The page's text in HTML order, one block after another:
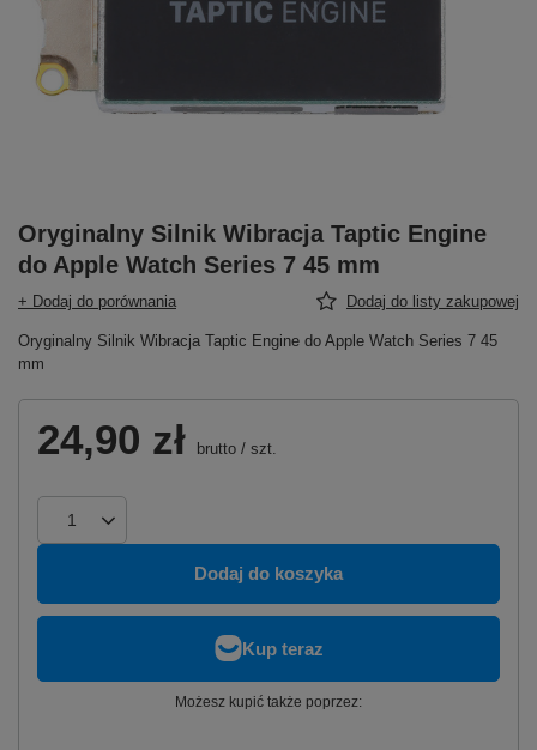
Oryginalny Silnik Wibracja Taptic Engine
do Apple Watch Series 7 45 mm
+ Dodaj do porównania Dodaj do listy zakupowej
Oryginalny Silnik Wibracja Taptic Engine do Apple Watch Series 7 45
mm
24,90 zł brutto / szt.
Dodaj do koszyka
Możesz kupić także poprzez: